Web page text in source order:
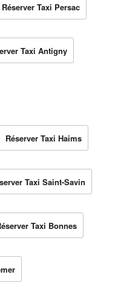
Réserver Taxi Persac
Taxi Antigny
Réserver Taxi Haims
Taxi Saint-Savin
Taxi Bonnes